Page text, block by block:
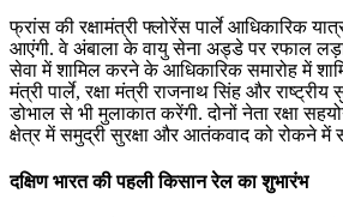
फ्रांस की रक्षामंत्री फ्लोरेंस पार्ले आधिकारिक
आएंगी. वे अंबाला के वायु सेना अड्डे पर रफाल
सेवा में शामिल करने के आधिकारिक समारोह में
मंत्री पार्ले, रक्षा मंत्री राजनाथ सिंह और
डोभाल से भी मुलाकात करेंगी. दोनों नेता रक्षा
क्षेत्र में समुद्री सुरक्षा और आतंकवाद को रोकने में
दक्षिण भारत की पहली किसान रेल का शुभारंभ